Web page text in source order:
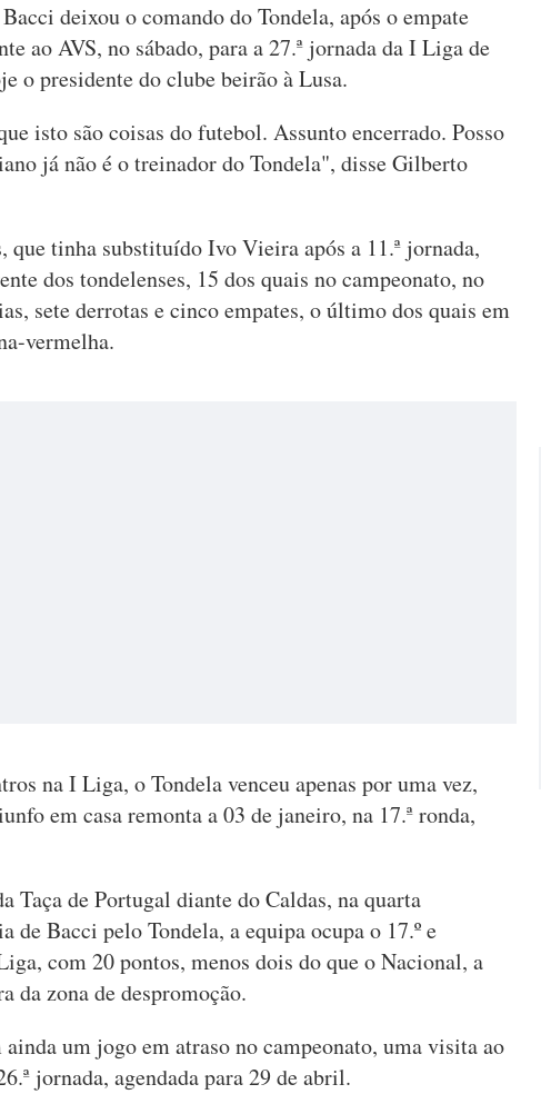
deixou o comando do Tondela, após o empate
ao AVS, no sábado, para a 27.ª jornada da I Liga de
o presidente do clube beirão à Lusa.
isto são coisas do futebol. Assunto encerrado. Posso
já não é o treinador do Tondela", disse Gilberto
que tinha substituído Ivo Vieira após a 11.ª jornada,
dos tondelenses, 15 dos quais no campeonato, no
sete derrotas e cinco empates, o último dos quais em
vermelha.
na I Liga, o Tondela venceu apenas por uma vez,
em casa remonta a 03 de janeiro, na 17.ª ronda,
Taça de Portugal diante do Caldas, na quarta
de Bacci pelo Tondela, a equipa ocupa o 17.º e
com 20 pontos, menos dois do que o Nacional, a
da zona de despromoção.
um jogo em atraso no campeonato, uma visita ao
jornada, agendada para 29 de abril.